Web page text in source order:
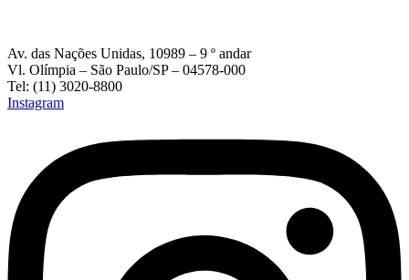
Av. das Nações Unidas, 10989 – 9 º andar
Vl. Olímpia – São Paulo/SP – 04578-000
Tel: (11) 3020-8800
Instagram